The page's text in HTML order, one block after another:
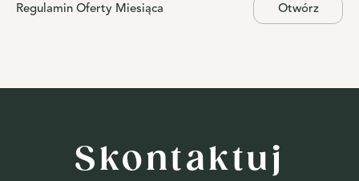
Regulamin Oferty Miesiąca Otwórz
Skontaktuj